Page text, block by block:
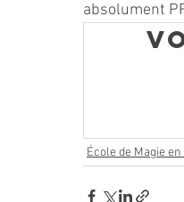
absolument
École de Magie